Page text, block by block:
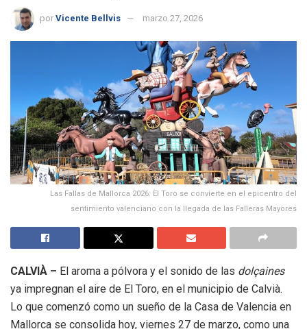
por Vicente Bellvis marzo 27, 2026
Las Fallas de Mallorca 2026: El Toro se convierte en el epicentro del
sentimiento valenciano con la llegada de las Falleras Mayores
CALVIÀ – El aroma a pólvora y el sonido de las dolçaines
ya impregnan el aire de El Toro, en el municipio de Calvià.
Lo que comenzó como un sueño de la Casa de Valencia en
Mallorca se consolida hoy, viernes 27 de marzo, como una